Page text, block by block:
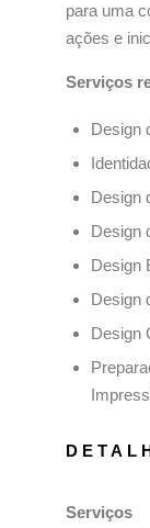
para uma
ações e
Serviços
Design
Design
Design
Design
Design
Design
Serviços